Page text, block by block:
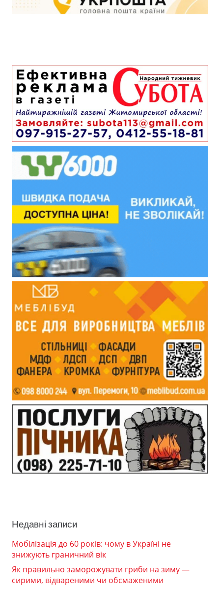
Недавні записи
Мобілізація до 60 років: чому в Україні не
знижують граничний вік
Як правильно заморожувати гриби на зиму —
сирими, відвареними чи обсмаженими